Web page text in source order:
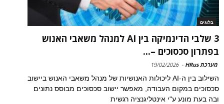
בלוגים
3 שלבי הדינמיקה בין AI למנהל משאבי האנוש
בפתרון סכסוכים –...
מערכת HRus -
19/02/2026
השילוב בין ה-AI ליכולות האנושיות של מנהל משאבי האנוש ביישוב
סכסוכים במקום העבודה, מאפשר יישוב סכסוכים מבוסס נתונים
ובה בעת מונע ע"י אינטליגנציה רגשית